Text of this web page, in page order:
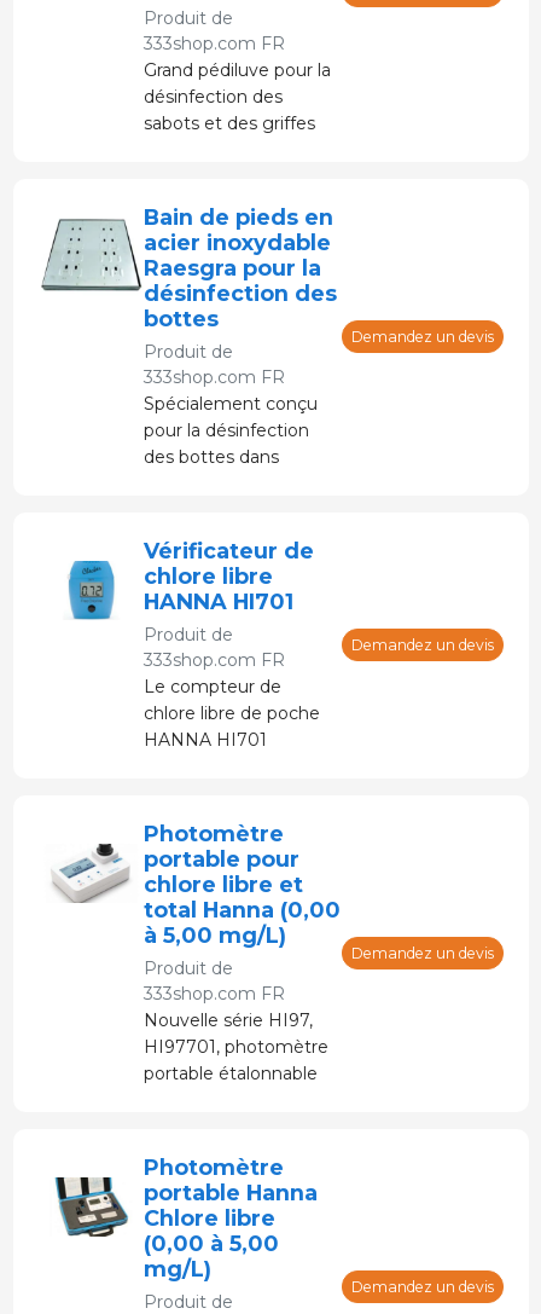
Produit de
333shop.com FR
Grand pédiluve pour la
désinfection des
sabots et des griffes
moutons et chèvres.
Bain de pieds en
acier inoxydable
Raesgra pour la
désinfection des
bottes
Produit de
333shop.com FR
Spécialement conçu
pour la désinfection
des bottes dans
Demandez un devis
Vérificateur de
chlore libre
HANNA HI701
Produit de
333shop.com FR
Le compteur de
chlore libre de poche
HANNA HI701
tests de chlore.
Demandez un devis
Photomètre
portable pour
chlore libre et
total Hanna (0,00
à 5,00 mg/L)
Produit de
333shop.com FR
Nouvelle série HI97,
HI97701, photomètre
portable étalonnable
système CALCHEK
étalonnable par
l'utilisateur
Demandez un devis
Photomètre
portable Hanna
Chlore libre
(0,00 à 5,00
mg/L)
Produit de
Demandez un devis